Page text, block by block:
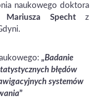
naukowego doktora
Specht z
„Badanie
błędów
systemów
”